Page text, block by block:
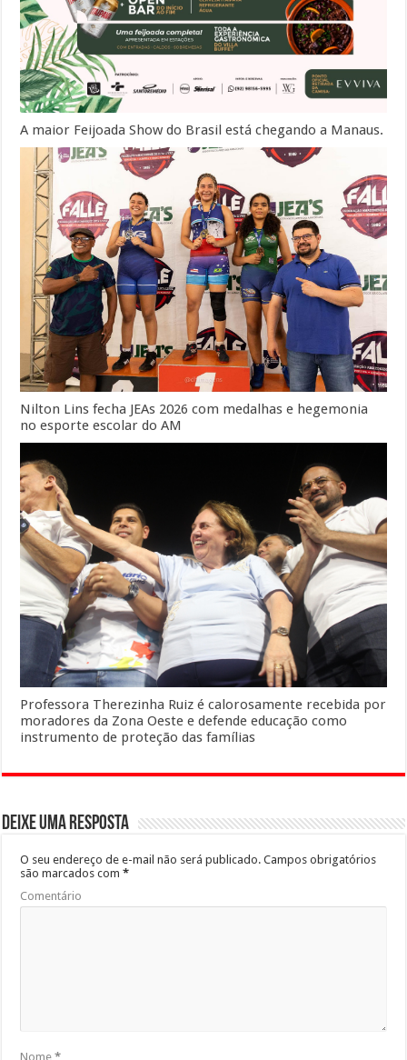
A maior Feijoada Show do Brasil está chegando a Manaus.
Nilton Lins fecha JEAs 2026 com medalhas e hegemonia
no esporte escolar do AM
Professora Therezinha Ruiz é calorosamente recebida por
moradores da Zona Oeste e defende educação como
instrumento de proteção das famílias
Deixe uma resposta
O seu endereço de e-mail não será publicado. Campos obrigatórios
são marcados com*
Comentário
Nome*